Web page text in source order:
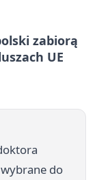
zabiorą
UE
do